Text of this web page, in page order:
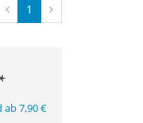
1
ab 7,90 €